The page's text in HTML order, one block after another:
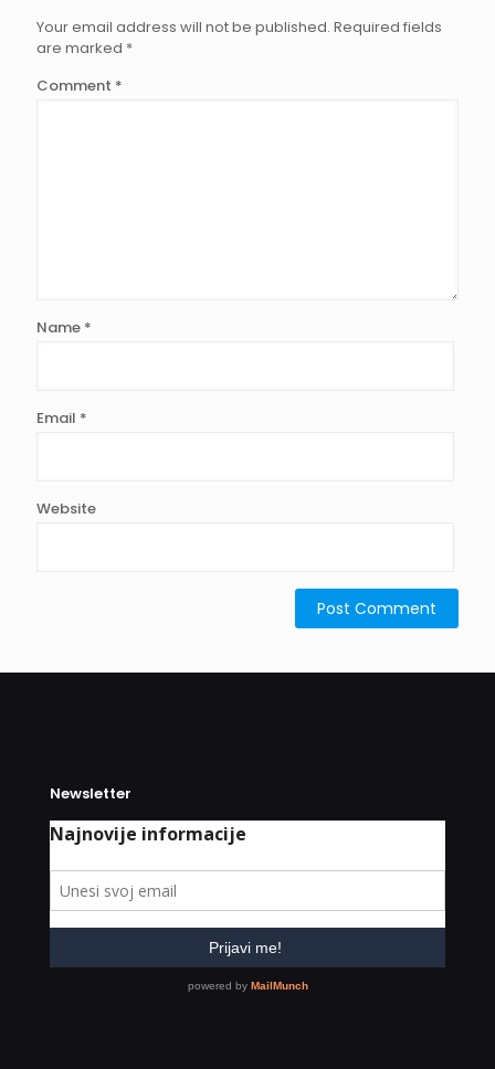
Your email address will not be published. Required fields
are marked *
Comment *
Name *
Email *
Website
Newsletter